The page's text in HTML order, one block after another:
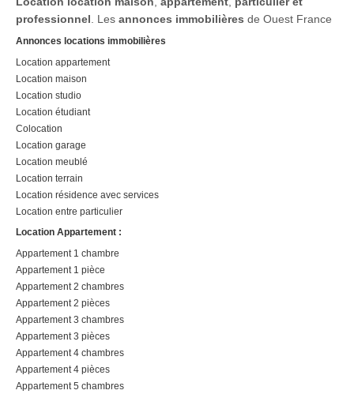
professionnel . Les annonces immobilières de Ouest France
Annonces locations immobilières
Location appartement
Location maison
Location studio
Location étudiant
Colocation
Location garage
Location meublé
Location terrain
Location résidence avec services
Location entre particulier
Location Appartement :
Appartement 1 chambre
Appartement 1 pièce
Appartement 2 chambres
Appartement 2 pièces
Appartement 3 chambres
Appartement 3 pièces
Appartement 4 chambres
Appartement 4 pièces
Appartement 5 chambres